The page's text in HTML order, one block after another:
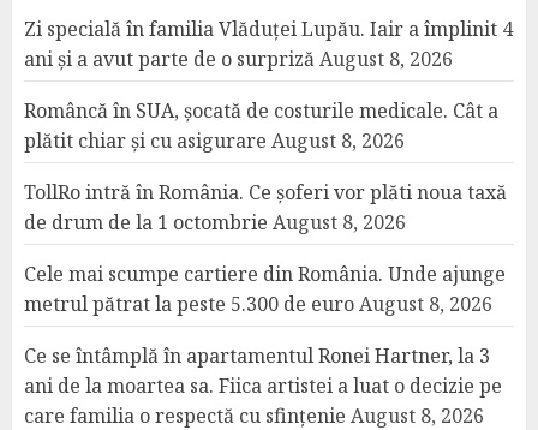
Zi specială în familia Vlăduței Lupău. Iair a împlinit 4
ani și a avut parte de o surprizăAugust 8, 2026
Româncă în SUA, șocată de costurile medicale. Cât a
plătit chiar și cu asigurare August 8, 2026
TollRo intră în România. Ce șoferi vor plăti noua taxă
de drum de la 1 octombrie August 8, 2026
Cele mai scumpe cartiere din România. Unde ajunge
metrul pătrat la peste 5.300 de euroAugust 8, 2026
Ce se întâmplă în apartamentul Ronei Hartner, la 3
ani de la moartea sa. Fiica artistei a luat o decizie pe
care familia o respectă cu sfințenie August 8, 2026